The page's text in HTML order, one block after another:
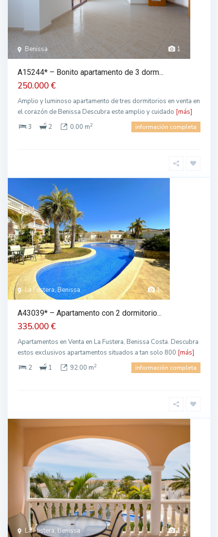
1
Benissa
A15244* – Bonito apartamento de 3 dorm...
250.000 €
Amplio y luminoso apartamento de tres dormitorios en venta en
el corazón de Benissa Descubra este amplio y cuidado [más]
3
2 0.00 m2 información completa
1
La Fustera, Benissa
A43039* – Apartamento con 2 dormitorio...
335.000 €
Apartamentos en Venta en La Fustera, Benissa Costa. Descubra
estos exclusivos apartamentos situados a tan solo 800 [más]
2
1 92.00 m2 información completa
1
La Fustera, Benissa